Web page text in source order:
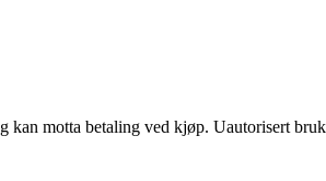
kan motta betaling ved kjøp. Uautorisert